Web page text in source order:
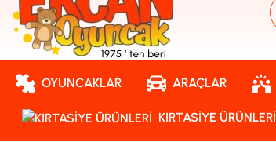
OYUNCAKLAR ARAÇLAR
KIRTASIYE ÜRÜNLERI